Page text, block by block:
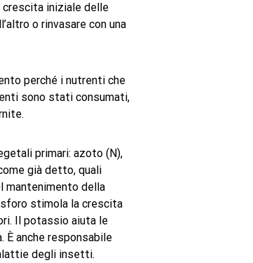
iniziale delle
o rinvasare con una
perché i nutrenti che
sono stati consumati,
primari: azoto (N),
già detto, quali
mantenimento della
stimola la crescita
Il potassio aiuta le
È anche responsabile
degli insetti.